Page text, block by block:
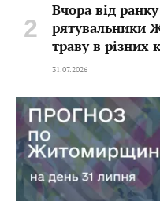
Вчора від
рятувальники
траву в різних
31.07.2026